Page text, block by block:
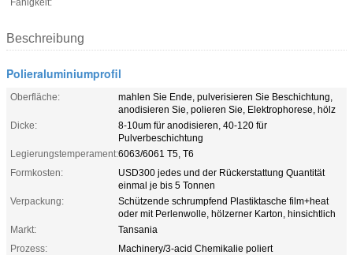
Fähigkeit:
Beschreibung
Polieraluminiumprofil
Oberfläche:
mahlen Sie Ende, pulverisieren Sie Beschichtung,
anodisieren Sie, polieren Sie, Elektrophorese, hölz
Dicke:
8-10um für anodisieren, 40-120 für
Pulverbeschichtung
Legierungstemperament:6063/6061 T5, T6
Formkosten:
USD300 jedes und der Rückerstattung Quantität
einmal je bis 5 Tonnen
Verpackung:
Schützende schrumpfend Plastiktasche film+heat
oder mit Perlenwolle, hölzerner Karton, hinsichtlich
Markt:
Tansania
Prozess:
Machinery/3-acid Chemikalie poliert